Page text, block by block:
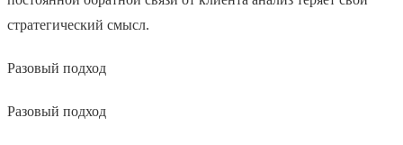
стратегический смысл.
Разовый подход
Разовый подход